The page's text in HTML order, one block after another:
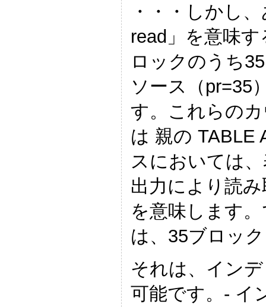
・・・しかし
read」を意味
ロックのうち
ソース（pr=35
す。これらの
は 親の TABLE
スにおいては
出力により読
を意味します
は、35ブロッ
それは、イン
可能です。- イ